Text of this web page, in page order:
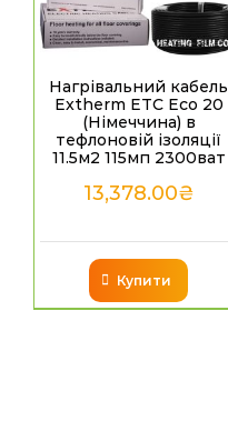
Нагрівальний кабель
Extherm ETC Eco 20
(Німеччина) в
тефлоновій ізоляції
11.5м2 115мп 2300ват
13,378.00₴
Купити